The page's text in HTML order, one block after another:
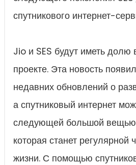
спутникового интернет-
Jio и SES будут иметь долю
проекте. Эта новость
недавних обновлений о
а спутниковый интернет
следующей большой
которая станет регулярной
жизни. С помощью